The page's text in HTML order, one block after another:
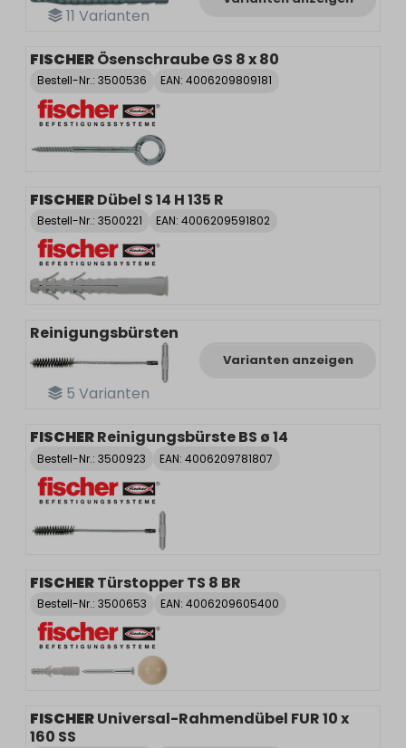
11 Varianten
FISCHERÖsenschraube GS 8 x 80
Bestell-Nr.: 3500536 EAN: 4006209809181
FISCHERDübel S 14 H 135 R
Bestell-Nr.: 3500221 EAN: 4006209591802
5 Varianten
Reinigungsbürsten
Varianten anzeigen
FISCHERReinigungsbürste BS ø 14
Bestell-Nr.: 3500923 EAN: 4006209781807
FISCHERTürstopper TS 8 BR
Bestell-Nr.: 3500653 EAN: 4006209605400
FISCHERUniversal-Rahmendübel FUR 10 x
160 SS